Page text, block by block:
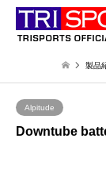
製品
Alpitude
Downtube